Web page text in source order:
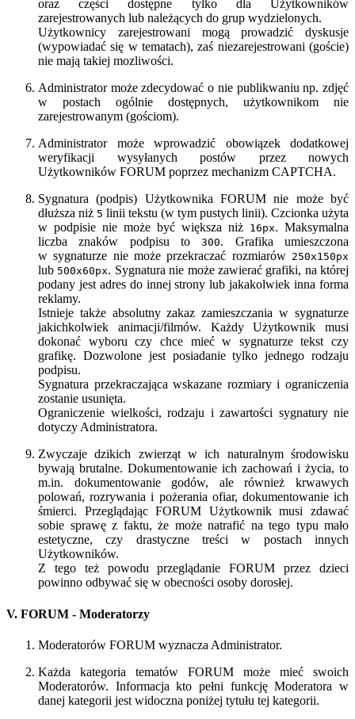
oraz części dostępne tylko dla Użytkowników
zarejestrowanych lub należących do grup wydzielonych.
Użytkownicy zarejestrowani mogą prowadzić dyskusje
(wypowiadać się w tematach), zaś niezarejestrowani (goście)
nie mają takiej mozliwości.
Administrator może zdecydować o nie publikwaniu np. zdjęć
w postach ogólnie dostępnych, użytkownikom nie
zarejestrowanym (gościom).
Administrator może wprowadzić obowiązek dodatkowej
weryfikacji wysyłanych postów przez nowych
Użytkowników FORUM poprzez mechanizm CAPTCHA.
Sygnatura (podpis) Użytkownika FORUM nie może być
dłuższa niż 5 linii tekstu (w tym pustych linii). Czcionka użyta
w podpisie nie może być większa niż 16px. Maksymalna
liczba znaków podpisu to300. Grafika umieszczona
w sygnaturze nie może przekraczać rozmiarów 250x150px
lub 500x60px. Sygnatura nie może zawierać grafiki, na której
podany jest adres do innej strony lub jakakolwiek inna forma
reklamy.
Istnieje także absolutny zakaz zamieszczania w sygnaturze
jakichkolwiek animacji/filmów. Każdy Użytkownik musi
dokonać wyboru czy chce mieć w sygnaturze tekst czy
grafikę. Dozwolone jest posiadanie tylko jednego rodzaju
podpisu.
Sygnatura przekraczająca wskazane rozmiary i ograniczenia
zostanie usunięta.
Ograniczenie wielkości, rodzaju i zawartości sygnatury nie
dotyczy Administratora.
Zwyczaje dzikich zwierząt w ich naturalnym środowisku
bywają brutalne. Dokumentowanie ich zachowań i życia, to
m.in. dokumentowanie godów, ale również krwawych
polowań, rozrywania i pożerania ofiar, dokumentowanie ich
śmierci. Przeglądając FORUM Użytkownik musi zdawać
sobie sprawę z faktu, że może natrafić na tego typu mało
estetyczne, czy drastyczne treści w postach innych
Użytkowników.
Z tego też powodu przeglądanie FORUM przez dzieci
powinno odbywać się w obecności osoby dorosłej.
V. FORUM - Moderatorzy
Moderatorów FORUM wyznacza Administrator.
Każda kategoria tematów FORUM może mieć swoich
Moderatorów. Informacja kto pełni funkcję Moderatora w
danej kategorii jest widoczna poniżej tytułu tej kategorii.